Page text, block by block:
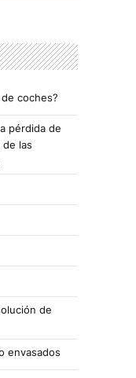
coches?
pérdida de
las
de
envasados